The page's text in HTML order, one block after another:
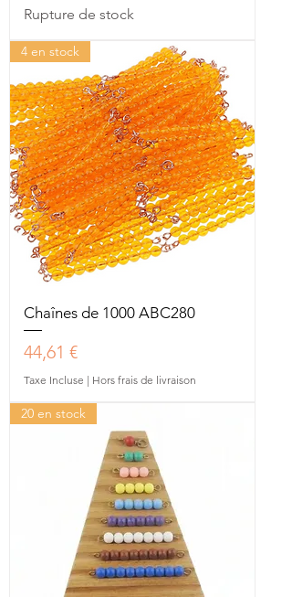
Rupture de stock
4 en stock
Chaînes de 1000 ABC280
Prix
44,61 €
Taxe Incluse | Hors frais de livraison
20 en stock